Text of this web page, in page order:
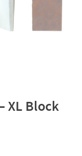
XL Block